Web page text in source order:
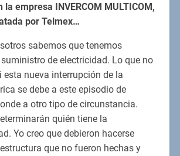
la empresa INVERCOM MULTICOM,
por Telmex…
sabemos que tenemos
de electricidad. Lo que no
esta nueva interrupción de la
se debe a este episodio de
a otro tipo de circunstancia.
quién tiene la
Yo creo que debieron hacerse
que no fueron hechas y